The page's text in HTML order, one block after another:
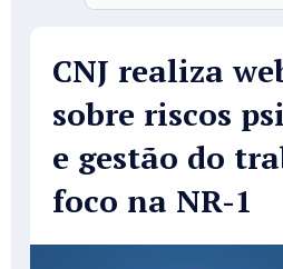
CNJ realiza
sobre riscos
e gestão do
foco na NR-1